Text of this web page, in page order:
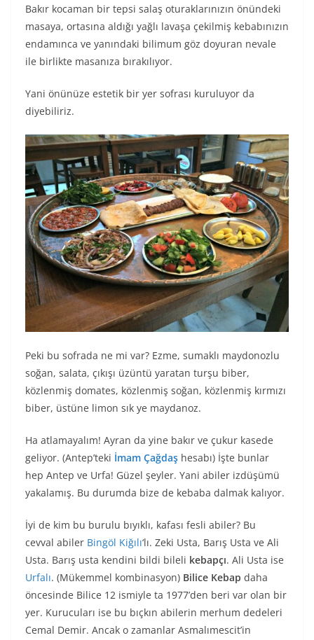
Bakır kocaman bir tepsi salaş oturaklarınızın önündeki
masaya, ortasına aldığı yağlı lavaşa çekilmiş kebabınızın
endamınca ve yanındaki bilimum göz doyuran nevale
ile birlikte masanıza bırakılıyor.
Yani önünüze estetik bir yer sofrası kuruluyor da
diyebiliriz.
Peki bu sofrada ne mi var? Ezme, sumaklı maydonozlu
soğan, salata, çıkışı üzüntü yaratan turşu biber,
közlenmiş domates, közlenmiş soğan, közlenmiş kırmızı
biber, üstüne limon sık ye maydanoz.
Ha atlamayalım! Ayran da yine bakır ve çukur kasede
geliyor. (Antep’teki İmam Çağdaş hesabı) İşte bunlar
hep Antep ve Urfa! Güzel şeyler. Yani abiler izdüşümü
yakalamış. Bu durumda bize de kebaba dalmak kalıyor.
İyi de kim bu burulu bıyıklı, kafası fesli abiler? Bu
cevval abiler Bingöl Kiğılı‘lı. Zeki Usta, Barış Usta ve Ali
Usta. Barış usta kendini bildi bileli kebapçı. Ali Usta ise
Urfalı. (Mükemmel kombinasyon) Bilice Kebap daha
öncesinde Bilice 12 ismiyle ta 1977’den beri var olan bir
yer. Kurucuları ise bu bıçkın abilerin merhum dedeleri
Cemal Demir. Ancak o zamanlar Asmalımescit’in